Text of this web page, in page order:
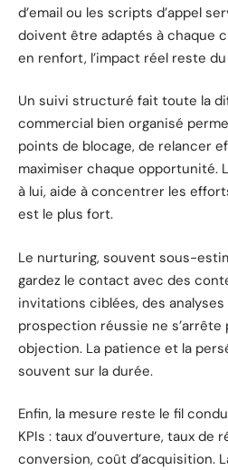
d’email ou les scripts d’appel
doivent être adaptés à chaque
en renfort, l’impact réel reste
Un suivi structuré fait toute la
commercial bien organisé
points de blocage, de relancer
maximiser chaque opportunité.
à lui, aide à concentrer les
est le plus fort.
Le nurturing, souvent sous-
gardez le contact avec des
invitations ciblées, des
prospection réussie ne s’arrête
objection. La patience et la
souvent sur la durée.
Enfin, la mesure reste le fil
KPIs : taux d’ouverture, taux de
conversion, coût d’acquisition.